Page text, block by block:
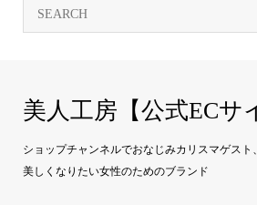
美人工房【公式ECサ
ショップチャンネルでおなじみカリスマゲス
美しくなりたい女性のためのブランド